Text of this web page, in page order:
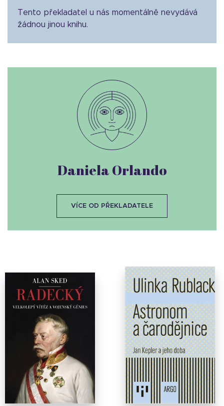
Tento překladatel u nás momentálně nevydává
žádnou jinou knihu.
Daniela Orlando
VÍCE OD PŘEKLADATELE